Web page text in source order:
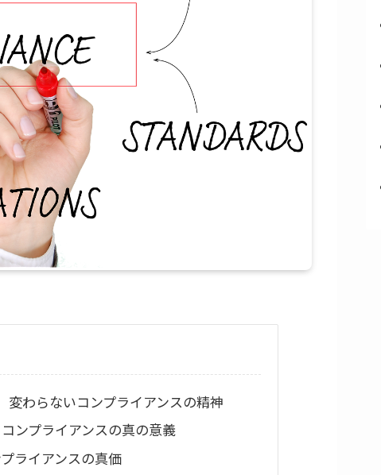
変わらないコンプライアンスの精神
ンプライアンスの真の意義
ライアンスの真価